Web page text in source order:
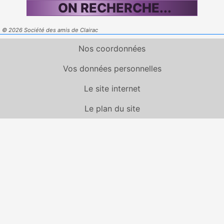
ON RECHERCHE...
© 2026 Société des amis de Clairac
Nos coordonnées
Vos données personnelles
Le site internet
Le plan du site